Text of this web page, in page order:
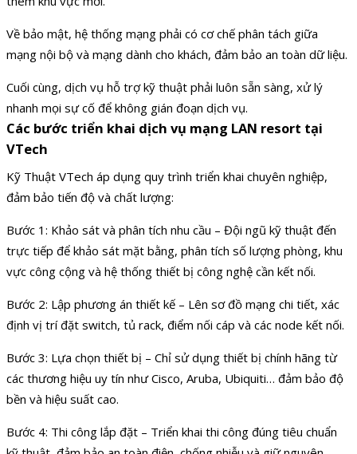
Về bảo mật, hệ thống mạng phải có cơ chế phân tách giữa
mạng nội bộ và mạng dành cho khách, đảm bảo an toàn dữ liệu.
Cuối cùng, dịch vụ hỗ trợ kỹ thuật phải luôn sẵn sàng, xử lý
nhanh mọi sự cố để không gián đoạn dịch vụ.
Các bước triển khai dịch vụ mạng LAN resort tại
VTech
Kỹ Thuật VTech áp dụng quy trình triển khai chuyên nghiệp,
đảm bảo tiến độ và chất lượng:
Bước 1: Khảo sát và phân tích nhu cầu – Đội ngũ kỹ thuật đến
trực tiếp để khảo sát mặt bằng, phân tích số lượng phòng, khu
vực công cộng và hệ thống thiết bị công nghệ cần kết nối.
Bước 2: Lập phương án thiết kế – Lên sơ đồ mạng chi tiết, xác
định vị trí đặt switch, tủ rack, điểm nối cáp và các node kết nối.
Bước 3: Lựa chọn thiết bị – Chỉ sử dụng thiết bị chính hãng từ
các thương hiệu uy tín như Cisco, Aruba, Ubiquiti… đảm bảo độ
bền và hiệu suất cao.
Bước 4: Thi công lắp đặt – Triển khai thi công đúng tiêu chuẩn